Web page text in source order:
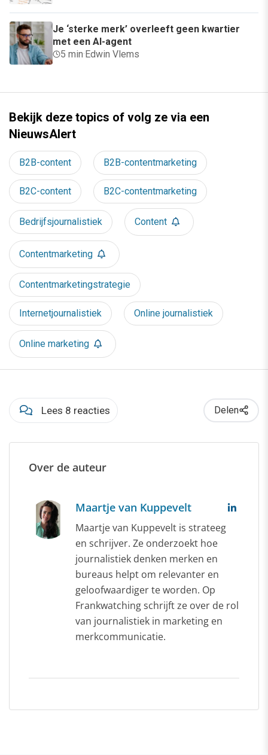
Je ‘sterke merk’ overleeft geen kwartier
met een AI-agent
5 min·Edwin Vlems
Bekijk deze topics of volg ze via een
NieuwsAlert
B2B-content B2B-contentmarketing
B2C-content B2C-contentmarketing
Bedrijfsjournalistiek Content
Contentmarketing
Contentmarketingstrategie
Internetjournalistiek Online journalistiek
Online marketing
Lees 8 reacties Delen
Over de auteur
Maartje van Kuppevelt
Maartje van Kuppevelt is strateeg
en schrijver. Ze onderzoekt hoe
journalistiek denken merken en
bureaus helpt om relevanter en
geloofwaardiger te worden. Op
Frankwatching schrijft ze over de rol
van journalistiek in marketing en
merkcommunicatie.